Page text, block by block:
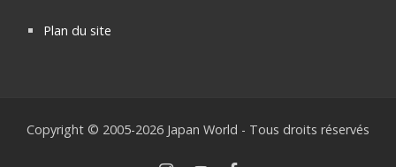
Plan du site
Copyright © 2005-2026 Japan World - Tous droits réservés